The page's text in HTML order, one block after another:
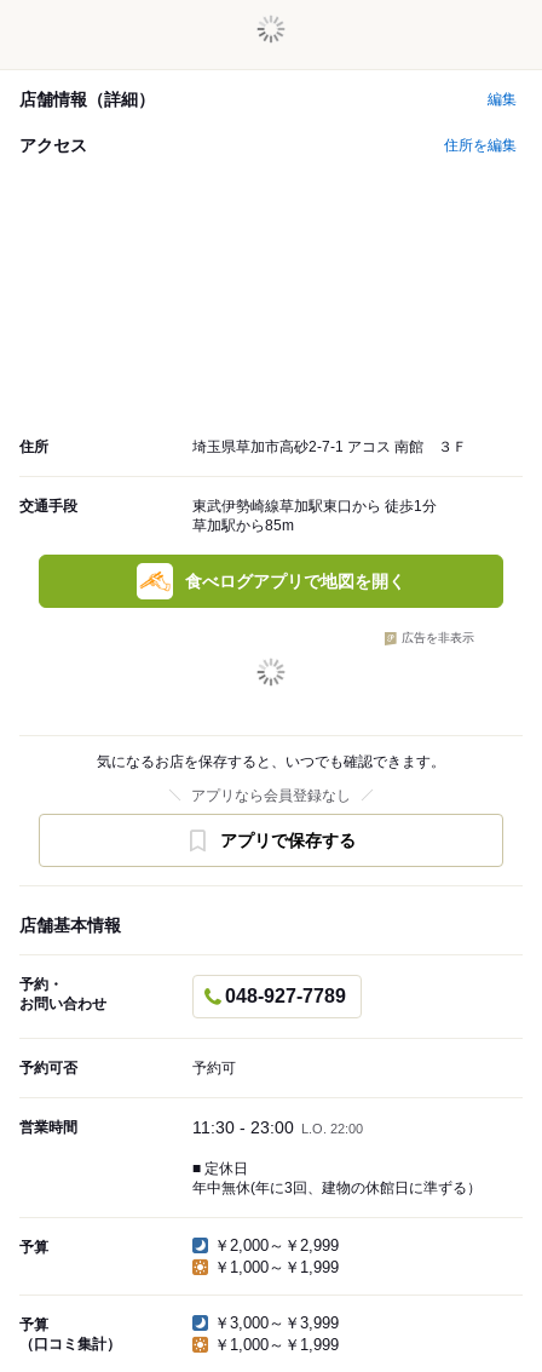
店舗情報（詳細） 編集
アクセス 住所を編集
住所 埼玉県草加市高砂2-7-1 アコス 南館 ３Ｆ
交通手段
東武伊勢崎線草加駅東口から 徒歩1分
草加駅から85m
食べログアプリで地図を開く
広告を非表示
気になるお店を保存すると、いつでも確認できます。
アプリなら会員登録なし
アプリで保存する
店舗基本情報
予約・
お問い合わせ
048-927-7789
予約可否 予約可
営業時間 11:30 - 23:00 L.O. 22:00
■ 定休日
年中無休(年に3回、建物の休館日に準ずる）
予算
￥2,000～￥2,999
￥1,000～￥1,999
予算
（口コミ集計）
￥3,000～￥3,999
￥1,000～￥1,999